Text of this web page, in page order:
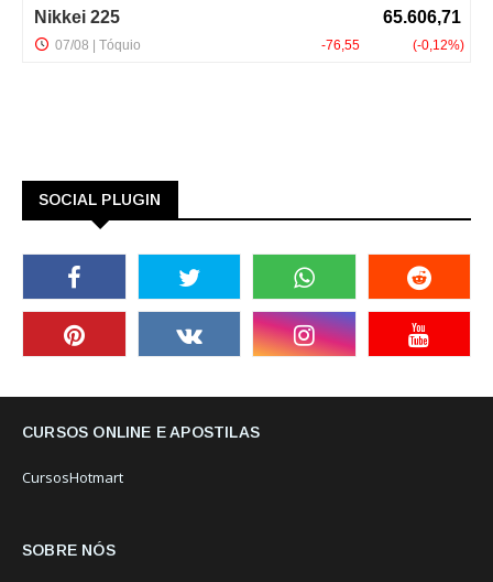
SOCIAL PLUGIN
CURSOS ONLINE E APOSTILAS
CursosHotmart
SOBRE NÓS